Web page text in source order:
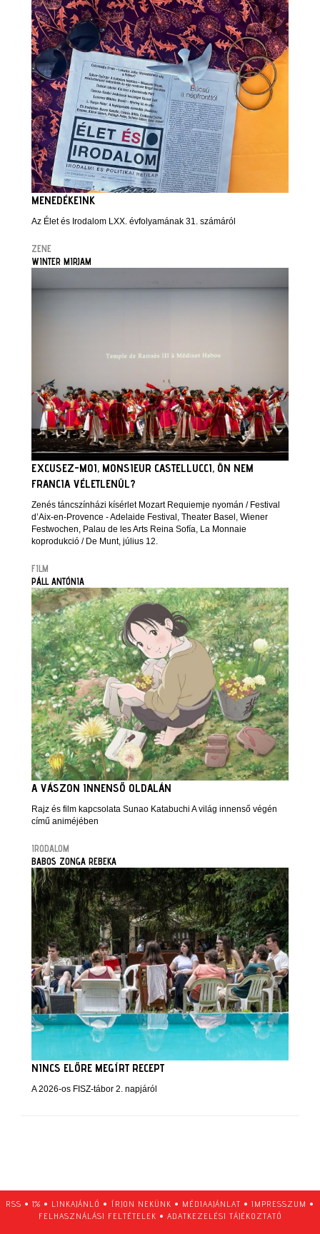
MENEDÉKEINK
Az Élet és Irodalom LXX. évfolyamának 31. számáról
ZENE
WINTER MIRJAM
EXCUSEZ-MOI, MONSIEUR CASTELLUCCI, ÖN NEM
FRANCIA VÉLETLENÜL?
Zenés táncszínházi kísérlet Mozart Requiemje nyomán / Festival
d’Aix-en-Provence - Adelaide Festival, Theater Basel, Wiener
Festwochen, Palau de les Arts Reina Sofía, La Monnaie
koprodukció / De Munt, július 12.
FILM
PÁLL ANTÓNIA
A VÁSZON INNENSŐ OLDALÁN
Rajz és film kapcsolata Sunao Katabuchi A világ innenső végén
című animéjében
IRODALOM
BABOS ZONGA REBEKA
NINCS ELŐRE MEGÍRT RECEPT
A 2026-os FISZ-tábor 2. napjáról
RSS • 1% • LINKAJÁNLÓ • ÍRJON NEKÜNK • MÉDIAAJÁNLAT • IMPRESSZUM •
FELHASZNÁLÁSI FELTÉTELEK • ADATKEZELÉSI TÁJÉKOZTATÓ